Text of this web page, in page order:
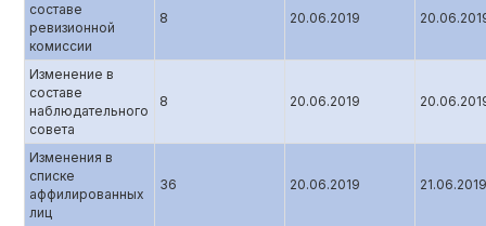
составе
ревизионной
комиссии
8 20.06.2019
Изменение в
составе
наблюдательного
совета
8 20.06.2019
Изменения в
списке
аффилированных
лиц
36 20.06.2019 21.06.2019